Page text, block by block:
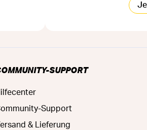
SUPPORT
Support
& Lieferung